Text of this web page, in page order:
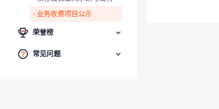
业务收费项目公示
荣誉榜
常见问题